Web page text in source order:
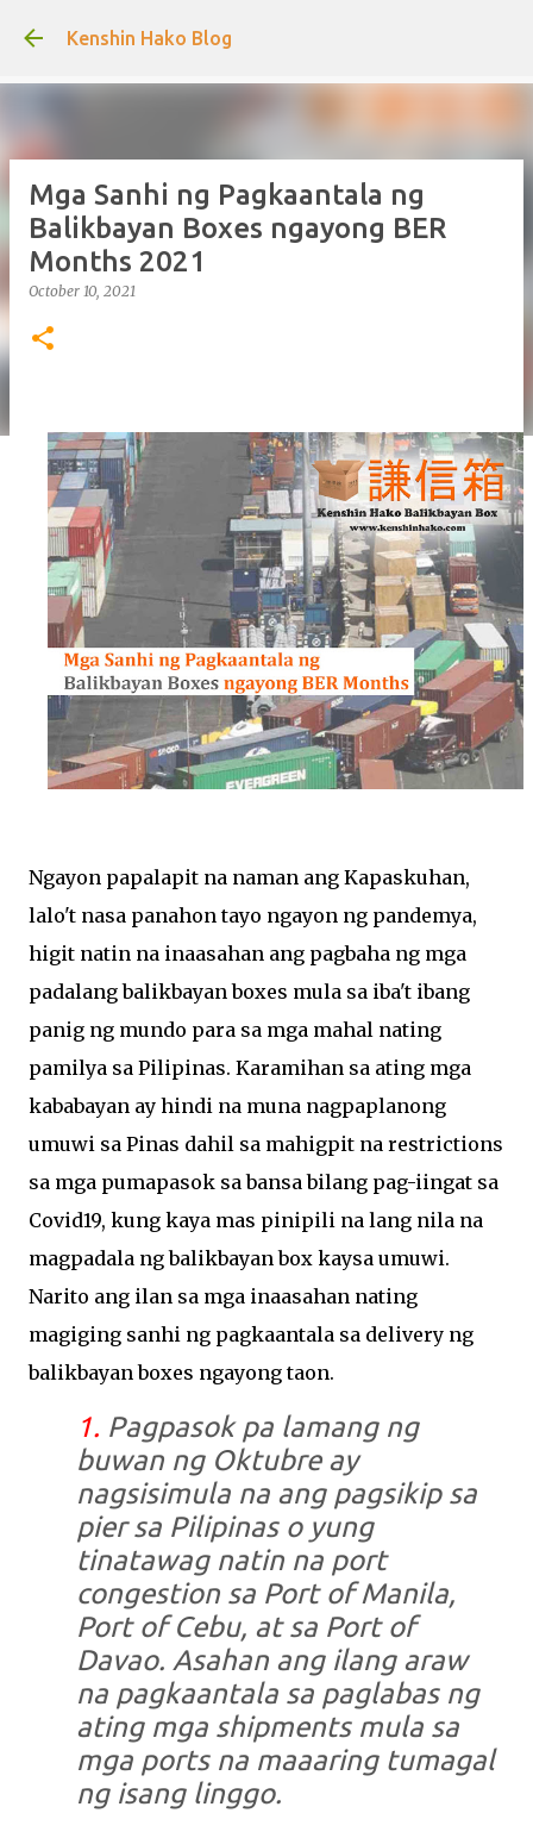
Skip to main content
Kenshin Hako Blog
Mga Sanhi ng Pagkaantala ng
Balikbayan Boxes ngayong BER
Months 2021
October 10, 2021
Ngayon papalapit na naman ang Kapaskuhan,
lalo't nasa panahon tayo ngayon ng pandemya,
higit natin na inaasahan ang pagbaha ng mga
padalang balikbayan boxes mula sa iba't ibang
panig ng mundo para sa mga mahal nating
pamilya sa Pilipinas. Karamihan sa ating mga
kababayan ay hindi na muna nagpaplanong
umuwi sa Pinas dahil sa mahigpit na restrictions
sa mga pumapasok sa bansa bilang pag-iingat sa
Covid19, kung kaya mas pinipili na lang nila na
magpadala ng balikbayan box kaysa umuwi.
Narito ang ilan sa mga inaasahan nating
magiging sanhi ng pagkaantala sa delivery ng
balikbayan boxes ngayong taon.
1. Pagpasok pa lamang ng
buwan ng Oktubre ay
nagsisimula na ang pagsikip sa
pier sa Pilipinas o yung
tinatawag natin na port
congestion sa Port of Manila,
Port of Cebu, at sa Port of
Davao. Asahan ang ilang araw
na pagkaantala sa paglabas ng
ating mga shipments mula sa
mga ports na maaaring tumagal
ng isang linggo.